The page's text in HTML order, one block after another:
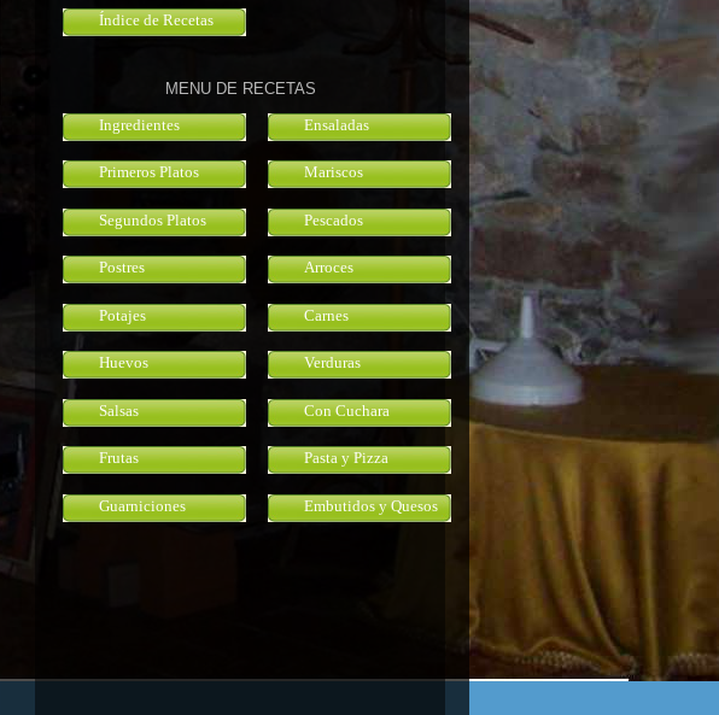
Índice de Recetas
MENU DE RECETAS
Ingredientes
Primeros Platos
Segundos Platos
Postres
Potajes
Huevos
Salsas
Frutas
Guarniciones
Ensaladas
Mariscos
Pescados
Arroces
Carnes
Verduras
Con Cuchara
Pasta y Pizza
Embutidos y Quesos